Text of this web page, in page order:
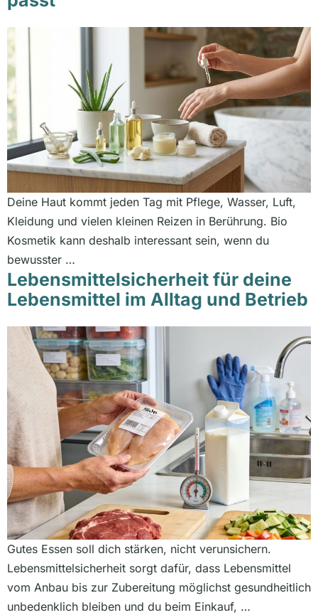
Deine Haut kommt jeden Tag mit Pflege, Wasser, Luft,
Kleidung und vielen kleinen Reizen in Berührung. Bio
Kosmetik kann deshalb interessant sein, wenn du
bewusster …
Lebensmittelsicherheit für deine
Lebensmittel im Alltag und Betrieb
Gutes Essen soll dich stärken, nicht verunsichern.
Lebensmittelsicherheit sorgt dafür, dass Lebensmittel
vom Anbau bis zur Zubereitung möglichst gesundheitlich
unbedenklich bleiben und du beim Einkauf, …